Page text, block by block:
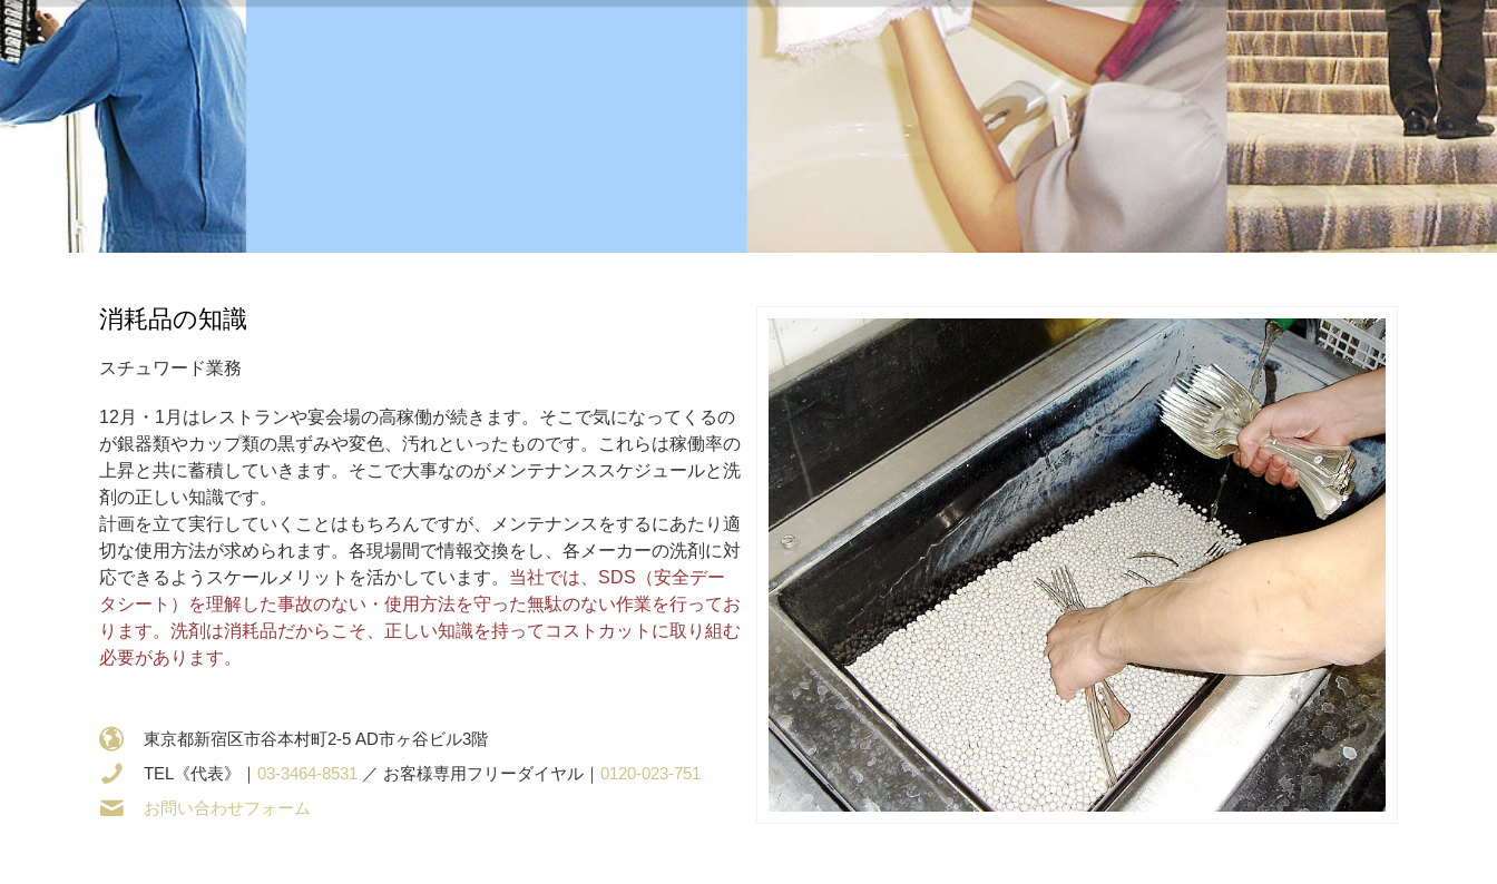
消耗品の知識
スチュワード業務
12月・1月はレストランや宴会場の高稼働が続きます。そこで気になってくるの
が銀器類やカップ類の黒ずみや変色、汚れといったものです。これらは稼働率の
上昇と共に蓄積していきます。そこで大事なのがメンテナンススケジュールと洗
剤の正しい知識です。
計画を立て実行していくことはもちろんですが、メンテナンスをするにあたり適
切な使用方法が求められます。各現場間で情報交換をし、各メーカーの洗剤に対
応できるようスケールメリットを活かしています。 当社では、SDS（安全デー
タシート）を理解した事故のない・使用方法を守った無駄のない作業を行ってお
ります。洗剤は消耗品だからこそ、正しい知識を持ってコストカットに取り組む
必要があります。
東京都新宿区市谷本村町2-5 AD市ヶ谷ビル3階
TEL《代表》｜ 03-3464-8531 ／ お客様専用フリーダイヤル｜ 0120-023-751
お問い合わせフォーム